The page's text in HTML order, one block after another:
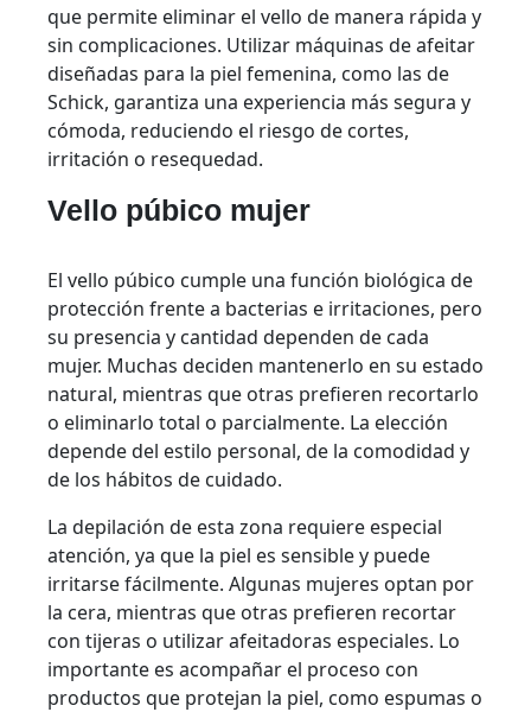
que permite eliminar el vello de manera rápida y
sin complicaciones. Utilizar máquinas de afeitar
diseñadas para la piel femenina, como las de
Schick, garantiza una experiencia más segura y
cómoda, reduciendo el riesgo de cortes,
irritación o resequedad.
Vello púbico mujer
El vello púbico cumple una función biológica de
protección frente a bacterias e irritaciones, pero
su presencia y cantidad dependen de cada
mujer. Muchas deciden mantenerlo en su estado
natural, mientras que otras prefieren recortarlo
o eliminarlo total o parcialmente. La elección
depende del estilo personal, de la comodidad y
de los hábitos de cuidado.
La depilación de esta zona requiere especial
atención, ya que la piel es sensible y puede
irritarse fácilmente. Algunas mujeres optan por
la cera, mientras que otras prefieren recortar
con tijeras o utilizar afeitadoras especiales. Lo
importante es acompañar el proceso con
productos que protejan la piel, como espumas o